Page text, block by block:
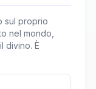
sul proprio
nel mondo,
divino. È